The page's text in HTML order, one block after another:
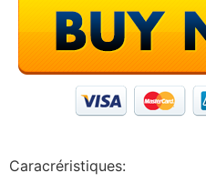
Caracréristiques: